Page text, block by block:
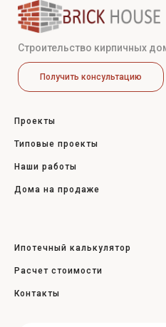
Строительство кирпичных
Получить консультацию
Проекты
Типовые проекты
Наши работы
Дома на продаже
Ипотечный калькулятор
Расчет стоимости
Контакты